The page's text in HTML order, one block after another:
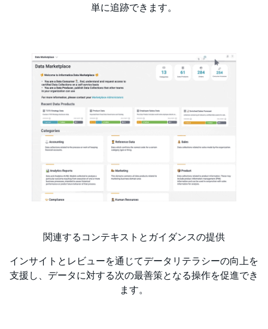
単に追跡できます。
関連するコンテキストとガイダンスの提供
インサイトとレビューを通じてデータリテラシーの向上を
支援し、データに対する次の最善策となる操作を促進でき
ます。